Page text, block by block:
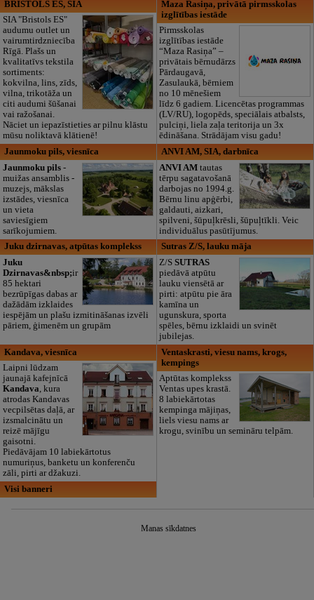
BRISTOLS ES, SIA
SIA "Bristols ES"
audumu outlet un
vairumtirdzniecība
Rīgā. Plašs un
kvalitatīvs tekstila
sortiments:
kokvilna, lins, zīds,
vilna, trikotāža un
citi audumi šūšanai
vai ražošanai.
Nāciet un iepazīstieties ar pilnu klāstu
mūsu noliktavā klātienē!
Maza Rasiņa, privātā pirmsskolas
izglītības iestāde
Pirmsskolas
izglītības iestāde
“Maza Rasiņa” –
privātais bērnudārzs
Pārdaugavā,
Zasulaukā, bērniem
no 10 mēnešiem
līdz 6 gadiem. Licencētas programmas
(LV/RU), logopēds, speciālais atbalsts,
pulciņi, liela zaļa teritorija un 3x
ēdināšana. Strādājam visu gadu!
Jaunmoku pils, viesnīca
Jaunmoku pils-
muižas ansamblis -
muzejs, mākslas
izstādes, viesnīca
un vieta
saviesīgiem
sarīkojumiem.
ANVI AM, SIA, darbnīca
ANVI AM tautas
tērpu sagatavošanā
darbojas no 1994.g.
Bērnu linu apģērbi,
galdauti, aizkari,
spilveni, šūpuļkrēsli, šūpuļtīkli. Veic
individuālus pasūtījumus.
Juku dzirnavas, atpūtas komplekss
Juku
Dzirnavas&nbsp;ir
85 hektari
bezrūpīgas dabas ar
dažādām izklaides
iespējām un plašu izmitināšanas izvēli
pāriem, ģimenēm un grupām
Sutras Z/S, lauku māja
Z/SSUTRAS
piedāvā atpūtu
lauku viensētā ar
pirti: atpūtu pie āra
kamīna un
ugunskura, sporta
spēles, bērnu izklaidi un svinēt
jubilejas.
Kandava, viesnīca
Laipni lūdzam
jaunajā kafejnīcā
Kandava, kura
atrodas Kandavas
vecpilsētas daļā, ar
izsmalcinātu un
reizē mājīgu
gaisotni.
Piedāvājam 10 labiekārtotus
numuriņus, banketu un konferenču
zāli, pirti ar džakuzi.
Ventaskrasti, viesu nams, krogs,
kempings
Aptūtas komplekss
Ventas upes krastā.
8 labiekārtotas
kempinga mājiņas,
liels viesu nams ar
krogu, svinību un semināru telpām.
Visi banneri
Manas sīkdatnes